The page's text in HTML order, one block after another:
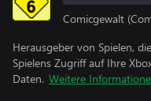
Comicgewalt
Herausgeber von Spielen,
Spielens Zugriff auf Ihre
Daten. Weitere